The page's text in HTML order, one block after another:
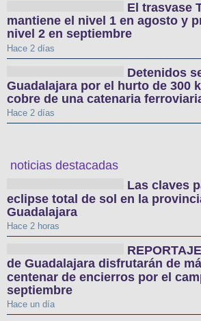
El trasvase
mantiene el nivel 1 en agosto y
nivel 2 en septiembre
Hace 2 días
Detenidos
Guadalajara por el hurto de 300
cobre de una catenaria
Hace 2 días
noticias destacadas
Las claves
eclipse total de sol en la
Guadalajara
Hace 2 horas
de Guadalajara disfrutarán de
centenar de encierros por el
septiembre
Hace un día